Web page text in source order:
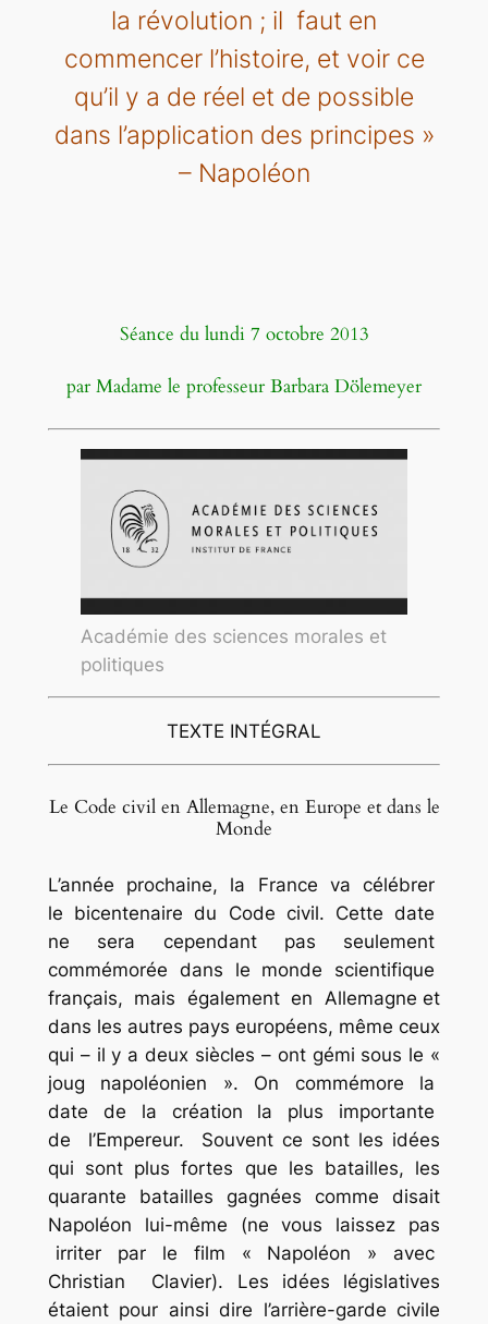
la révolution ; il faut en
commencer l’histoire, et voir ce
qu’il y a de réel et de possible
dans l’application des principes »
– Napoléon
Séance du lundi 7 octobre 2013
par Madame le professeur Barbara Dölemeyer
Académie des sciences morales et
politiques
TEXTE INTÉGRAL
Le Code civil en Allemagne, en Europe et dans le
Monde
L’année prochaine, la France va célébrer
le bicentenaire du Code civil. Cette date
ne sera cependant pas seulement
commémorée dans le monde scientifique
français, mais également en Allemagne et
dans les autres pays européens, même ceux
qui – il y a deux siècles – ont gémi sous le «
joug napoléonien ». On commémore la
date de la création la plus importante
de l’Empereur. Souvent ce sont les idées
qui sont plus fortes que les batailles, les
quarante batailles gagnées comme disait
Napoléon lui-même (ne vous laissez pas
irriter par le film « Napoléon » avec
Christian Clavier). Les idées législatives
étaient pour ainsi dire l’arrière-garde civile